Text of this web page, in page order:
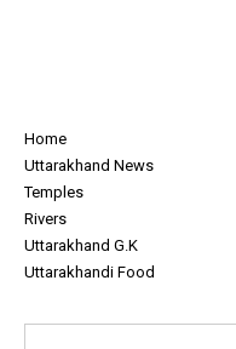
Home
Uttarakhand News
Temples
Rivers
Uttarakhand G.K
Uttarakhandi Food